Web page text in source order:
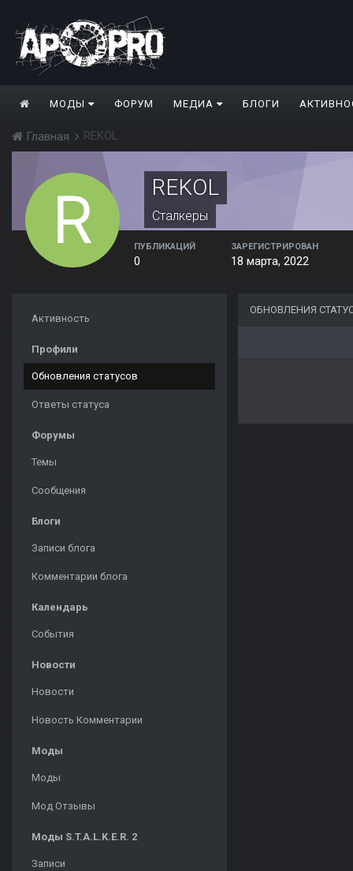
МОДЫ ФОРУМ МЕДИА БЛОГИ
Главная REKOL
REKOL
Сталкеры
ПУБЛИКАЦИЙ
0
ЗАРЕГИСТРИРОВАН
18 марта, 2022
Активность
Профили
Обновления статусов
Ответы статуса
Форумы
Темы
Сообщения
Блоги
Записи блога
Комментарии блога
Календарь
События
Новости
Новости
Новость Комментарии
Моды
Моды
Мод Отзывы
Моды S.T.A.L.K.E.R. 2
Записи
ОБНОВЛЕНИЯ